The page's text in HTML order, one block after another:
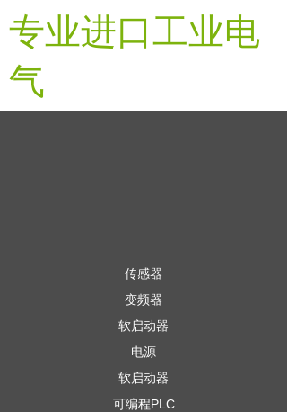
专业进口工业电
气
软启动器
可编程PLC
变频器
软启动器
传感器
电源